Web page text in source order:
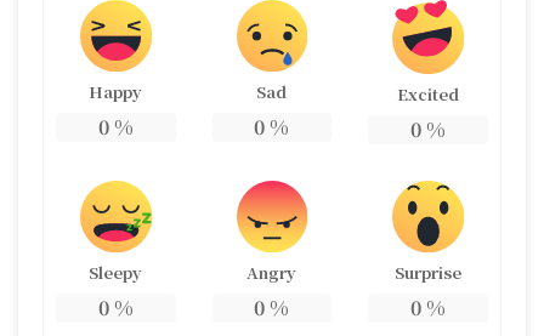
Happy
0%
Sad
0 %
Excited
0 %
Sleepy
0%
Angry
0 %
Surprise
0 %